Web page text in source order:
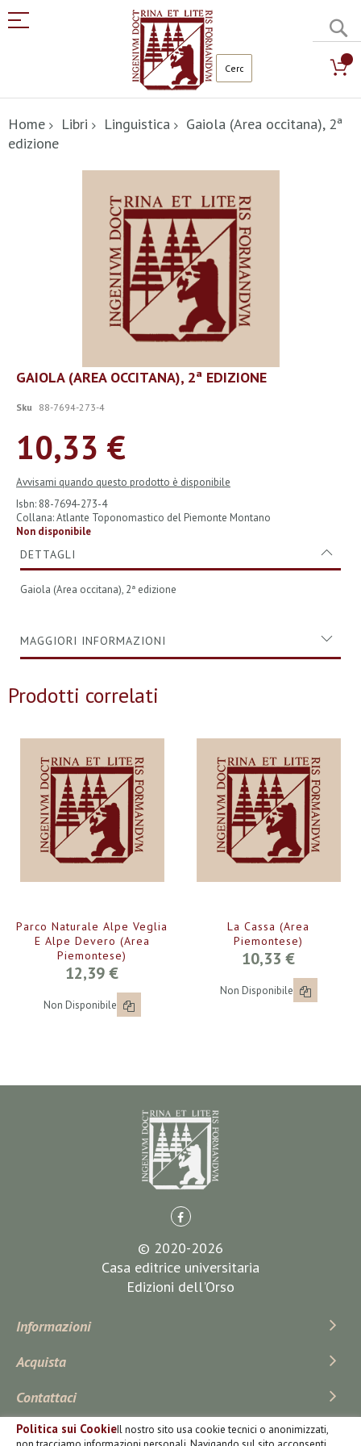
Politica sui CookieIl nostro sito usa cookie tecnici o anonimizzati,
al
contenuto
Home Libri Linguistica
Gaiola (Area occitana), 2ª
edizione
Vai
all'inizio
galleria
immagini
GAIOLA (AREA OCCITANA), 2ª EDIZIONE
Sku 88-7694-273-4
10,33 €
Avvisami quando questo prodotto è disponibile
Isbn: 88-7694-273-4
Collana: Atlante Toponomastico del Piemonte Montano
Non disponibile
DETTAGLI
Gaiola (Area occitana), 2ª edizione
MAGGIORI INFORMAZIONI
Prodotti correlati
Parco Naturale Alpe Veglia
E Alpe Devero (Area
Piemontese)
12,39 €
Non Disponibile
La Cassa (Area
Piemontese)
10,33 €
Non Disponibile
© 2020-2026
Casa editrice universitaria
Edizioni dell'Orso
Informazioni
Acquista
Contattaci
Iscriviti Alla Newsletter